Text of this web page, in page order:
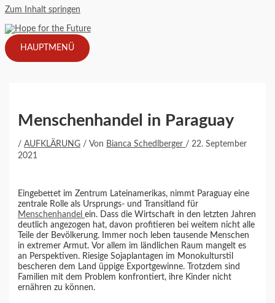
Zum Inhalt springen
HAUPTMENÜ
Menschenhandel in Paraguay
/AUFKLÄRUNG / Von Bianca Schedlberger /22. September
2021
Eingebettet im Zentrum Lateinamerikas, nimmt Paraguay eine
zentrale Rolle als Ursprungs- und Transitland für
Menschenhandelein. Dass die Wirtschaft in den letzten Jahren
deutlich angezogen hat, davon profitieren bei weitem nicht alle
Teile der Bevölkerung. Immer noch leben tausende Menschen
in extremer Armut. Vor allem im ländlichen Raum mangelt es
an Perspektiven. Riesige Sojaplantagen im Monokulturstil
bescheren dem Land üppige Exportgewinne. Trotzdem sind
Familien mit dem Problem konfrontiert, ihre Kinder nicht
ernähren zu können.